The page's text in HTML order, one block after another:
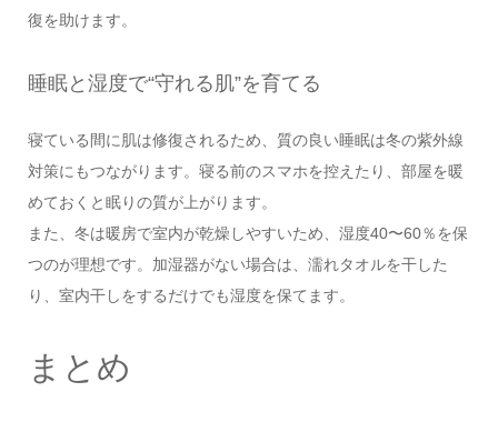
復を助けます。
睡眠と湿度で“守れる肌”を育てる
寝ている間に肌は修復されるため、質の良い睡眠は冬の紫外線
対策にもつながります。寝る前のスマホを控えたり、部屋を暖
めておくと眠りの質が上がります。
また、冬は暖房で室内が乾燥しやすいため、湿度40〜60％を保
つのが理想です。加湿器がない場合は、濡れタオルを干した
り、室内干しをするだけでも湿度を保てます。
まとめ